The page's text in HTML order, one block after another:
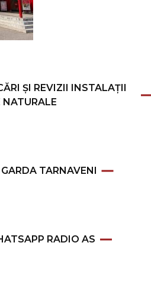
ȘI REVIZII INSTALAȚII
NATURALE
TARNAVENI
RADIO AS